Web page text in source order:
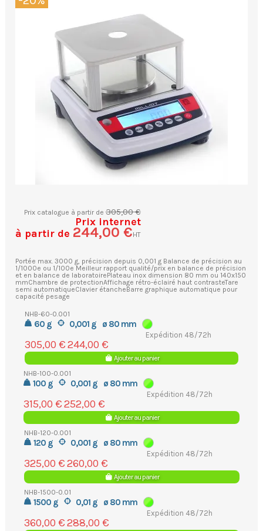
Prix catalogue à partir de305,00 €
Prix internet
à partir de 244,00 €HT
Portée max. 3000 g, précision depuis 0,001 g Balance de précision au
1/1000e ou 1/100e Meilleur rapport qualité/prix en balance de précision
et en balance de laboratoirePlateau inox dimension 80 mm ou 140x150
mmChambre de protectionAffichage rétro-éclairé haut contrasteTare
semi automatiqueClavier étancheBarre graphique automatique pour
capacité pesage
NHB-60-0.001
60 g 0,001 g ø 80 mm
Expédition 48/72h
305,00 €244,00 €
Ajouter au panier
NHB-100-0.001
100 g 0,001 g ø 80 mm
Expédition 48/72h
315,00 €252,00 €
Ajouter au panier
NHB-120-0.001
120 g 0,001 g ø 80 mm
Expédition 48/72h
325,00 €260,00 €
Ajouter au panier
NHB-1500-0.01
1500 g 0,01 g ø 80 mm
Expédition 48/72h
360,00 €288,00 €